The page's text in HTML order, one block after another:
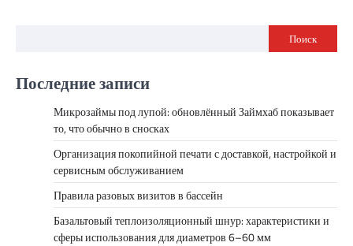
Поиск
Последние записи
Микрозаймы под лупой: обновлённый Займхаб показывает
то, что обычно в сносках
Организация покопийной печати с доставкой, настройкой и
сервисным обслуживанием
Правила разовых визитов в бассейн
Базальтовый теплоизоляционный шнур: характеристики и
сферы использования для диаметров 6–60 мм